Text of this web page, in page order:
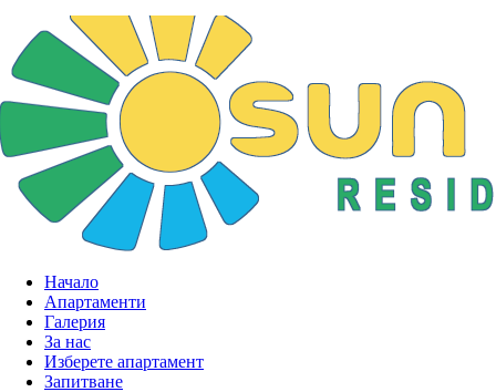
Начало
Апартаменти
Галерия
За нас
Изберете апартамент
Запитване